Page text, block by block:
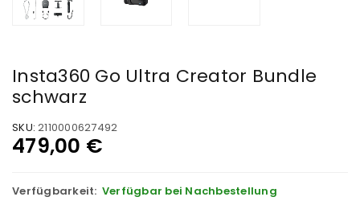
Insta360 Go Ultra Creator Bundle
schwarz
SKU: 2110000627492
479,00 €
Verfügbarkeit: Verfügbar bei Nachbestellung